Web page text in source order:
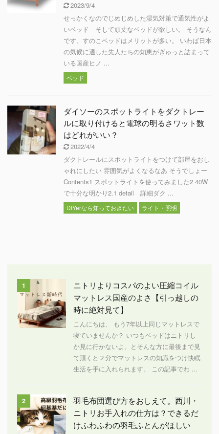
2023/9/4
せっかくなのでじめじめした湿気対策で通気性がよ
いベッド そして頑丈なベッドが欲しい。 そうなん
です。すのこベッドはメリットが多い。 いわば日本
の気候に適した先人たちの知恵がぎゅっと詰まって
いる国産ヒノ ...
ベッド
ダイソーのスポットライトをダクトレー
ルに取り付けると電球の明るさワット数
はどれがいい？
2022/4/4
ダクトレールにスポットライトをつけて部屋をおし
ゃれにしたい 雰囲気がよくなるなあ そうでしょー
Contents1 スポットライトを使ってみました2 40W
で十分な明かり2.1 detail 詳細ダク ...
DIYerなら知っておきたい ライト・照明
1
ニトリよりコスパのよい圧縮コイル
マットレス国産のよさ【引っ越しの
時に絶対見て】
こんにちは、 もう7年以上同じマットレスで
寝ていませんか？ いつもベッドはニトリし
か見に行かないよ、とそんな方に最後まで見
て頂くと２分でマットレスの知識をつけ快眠
生活を手に入れられます。 この記事でわ ...
2
羽毛布団選び方をおしえて。西川・
ニトリお手入れの仕方は？できるだ
けふわふわの羽毛ふとんがほしい